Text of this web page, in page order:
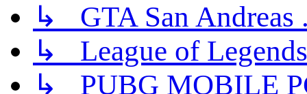
↳ GTA San Andreas
↳ League of Legends
↳ PUBG MOBILE